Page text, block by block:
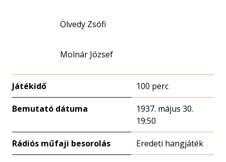
Ölvedy Zsófi
Molnár József
Játékidő 100 perc
Bemutató dátuma
1937. május 30.
19:50
Rádiós műfaji besorolás Eredeti hangjáték